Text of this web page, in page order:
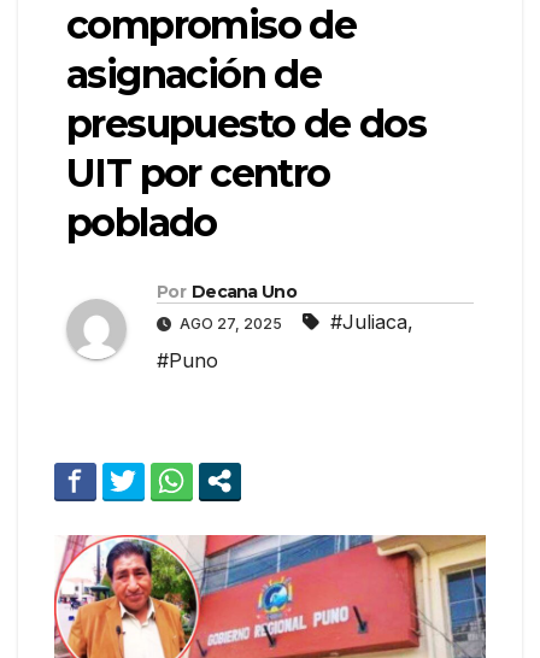
compromiso de
asignación de
presupuesto de dos
UIT por centro
poblado
Por Decana Uno
AGO 27, 2025 #Juliaca,
#Puno